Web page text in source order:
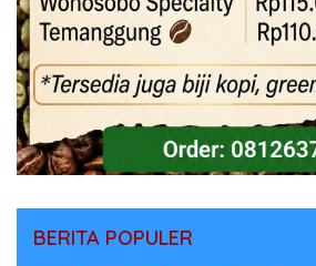
BERITA POPULER